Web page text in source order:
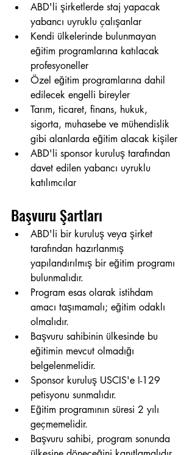
ABD'li şirketlerde staj yapacak
yabancı uyruklu çalışanlar
Kendi ülkelerinde bulunmayan
eğitim programlarına katılacak
profesyoneller
Özel eğitim programlarına dahil
edilecek engelli bireyler
Tarım, ticaret, finans, hukuk,
sigorta, muhasebe ve mühendislik
gibi alanlarda eğitim alacak kişiler
ABD'li sponsor kuruluş tarafından
davet edilen yabancı uyruklu
katılımcılar
Başvuru Şartları
ABD'li bir kuruluş veya şirket
tarafından hazırlanmış
yapılandırılmış bir eğitim programı
bulunmalıdır.
Program esas olarak istihdam
amacı taşımamalı; eğitim odaklı
olmalıdır.
Başvuru sahibinin ülkesinde bu
eğitimin mevcut olmadığı
belgelenmelidir.
Sponsor kuruluş USCIS'e I-129
petisyonu sunmalıdır.
Eğitim programının süresi 2 yılı
geçmemelidir.
Başvuru sahibi, program sonunda